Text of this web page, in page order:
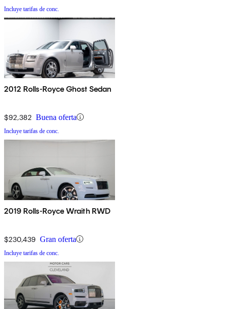
Incluye tarifas de conc.
2012 Rolls-Royce Ghost Sedan
$92,382 Buena oferta
Incluye tarifas de conc.
2019 Rolls-Royce Wraith RWD
$230,439 Gran oferta
Incluye tarifas de conc.